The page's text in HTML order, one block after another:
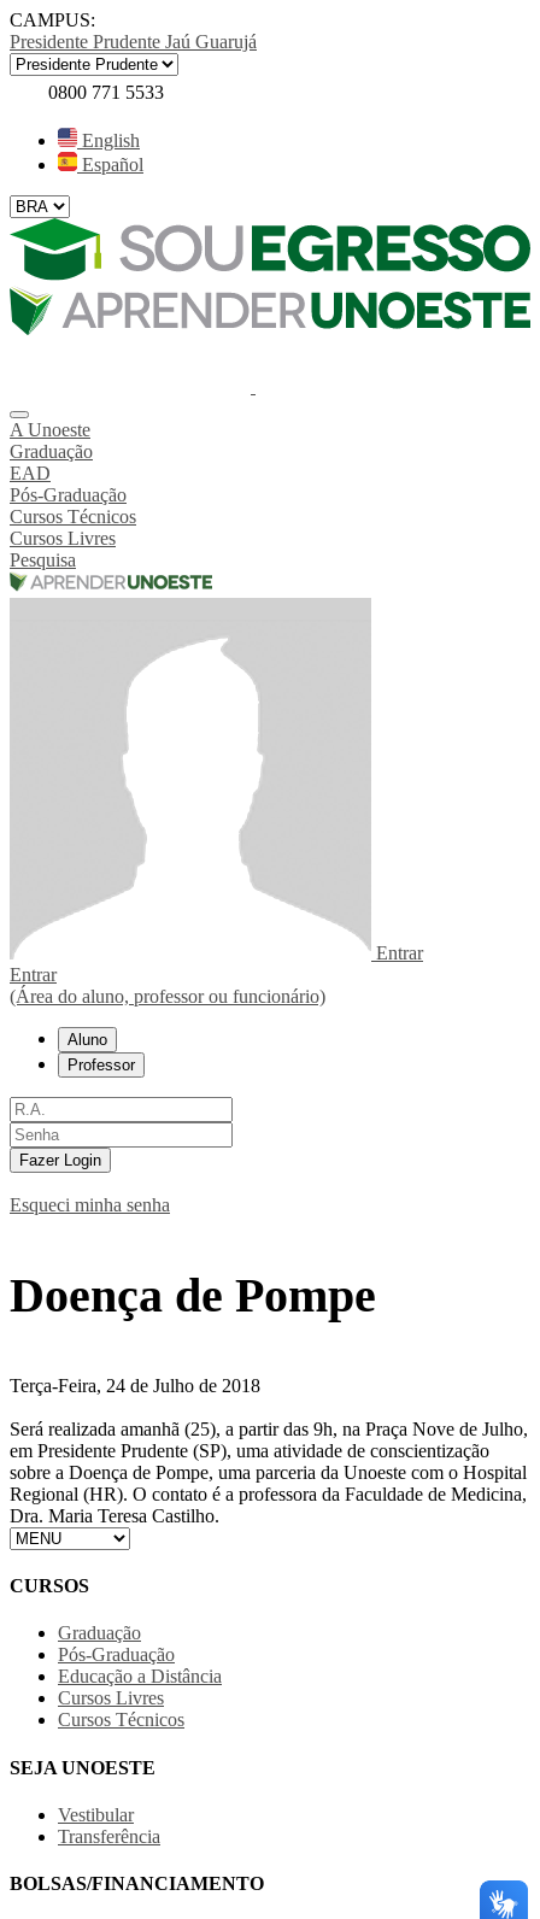
CAMPUS:
Presidente Prudente Jaú Guarujá
0800 771 5533
English
Español
A Unoeste
Graduação
EAD
Pós-Graduação
Cursos Técnicos
Cursos Livres
Pesquisa
Entrar
Entrar
(Área do aluno, professor ou funcionário)
Aluno
Professor
Fazer Login
Esqueci minha senha
Doença de Pompe
Terça-Feira, 24 de Julho de 2018
Será realizada amanhã (25), a partir das 9h, na Praça Nove de Julho,
em Presidente Prudente (SP), uma atividade de conscientização
sobre a Doença de Pompe, uma parceria da Unoeste com o Hospital
Regional (HR). O contato é a professora da Faculdade de Medicina,
Dra. Maria Teresa Castilho.
CURSOS
Graduação
Pós-Graduação
Educação a Distância
Cursos Livres
Cursos Técnicos
SEJA UNOESTE
Vestibular
Transferência
BOLSAS/FINANCIAMENTO